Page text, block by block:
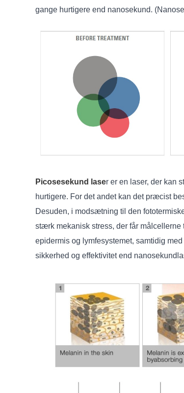
gange hurtigere end nanosekund.
Picosesekund laser er en laser, der kan
hurtigere. For det andet kan det præcist
Desuden, i modsætning til den
stærk mekanisk stress, der får
epidermis og lymfesystemet, samtidig
sikkerhed og effektivitet end